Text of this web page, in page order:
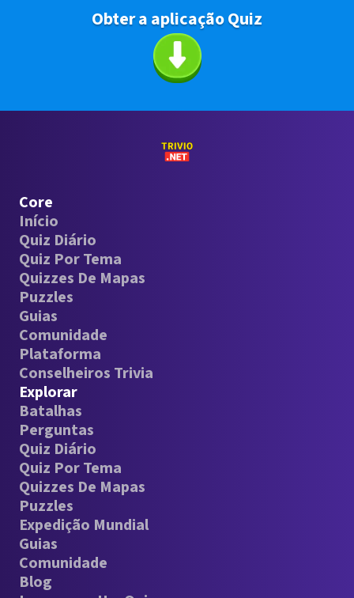
Obter a aplicação Quiz
Core
Início
Quiz Diário
Quiz Por Tema
Quizzes De Mapas
Puzzles
Guias
Comunidade
Plataforma
Conselheiros Trivia
Explorar
Batalhas
Perguntas
Quiz Diário
Quiz Por Tema
Quizzes De Mapas
Puzzles
Expedição Mundial
Guias
Comunidade
Blog